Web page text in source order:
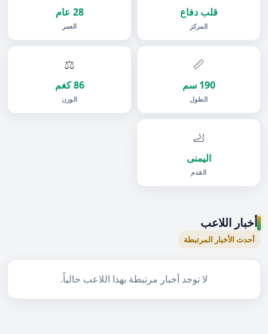
قلب دفاع
المركز
28 عام
العمر
📏
190 سم
الطول
⚖️
86 كغم
الوزن
🦶
اليمنى
القدم
أخبار اللاعب
أحدث الأخبار المرتبطة
لا توجد أخبار مرتبطة بهذا اللاعب حالياً.